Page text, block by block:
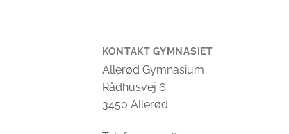
KONTAKT GYMNASIET
Allerød Gymnasium
Rådhusvej 6
3450 Allerød